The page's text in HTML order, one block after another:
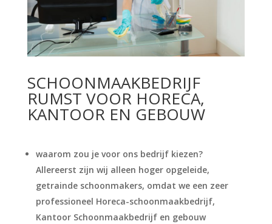
SCHOONMAAKBEDRIJF
RUMST VOOR HORECA,
KANTOOR EN GEBOUW
waarom zou je voor ons bedrijf kiezen?
Allereerst zijn wij alleen hoger opgeleide,
getrainde schoonmakers, omdat we een zeer
professioneel Horeca-schoonmaakbedrijf,
Kantoor Schoonmaakbedrijf en gebouw